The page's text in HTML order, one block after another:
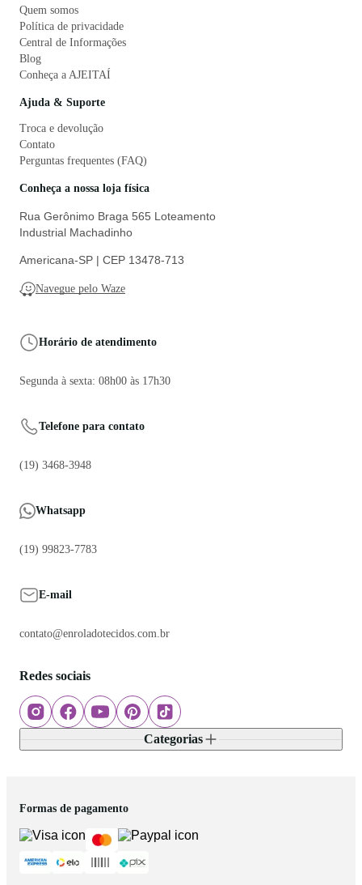
Quem somos
Política de privacidade
Central de Informações
Blog
Conheça a AJEITAÍ
Ajuda & Suporte
Troca e devolução
Contato
Perguntas frequentes (FAQ)
Conheça a nossa loja física
Rua Gerônimo Braga 565 Loteamento
Industrial Machadinho
Americana-SP | CEP 13478-713
Navegue pelo Waze
Horário de atendimento
Segunda à sexta: 08h00 às 17h30
Telefone para contato
(19) 3468-3948
Whatsapp
(19) 99823-7783
E-mail
contato@enroladotecidos.com.br
Redes sociais
Categorias
Formas de pagamento